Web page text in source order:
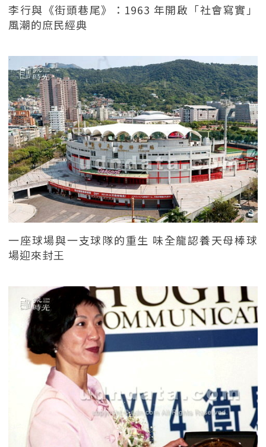
李行與《街頭巷尾》：1963 年開啟「社會寫實」
風潮的庶民經典
一座球場與一支球隊的重生 味全龍認養天母棒球
場迎來封王